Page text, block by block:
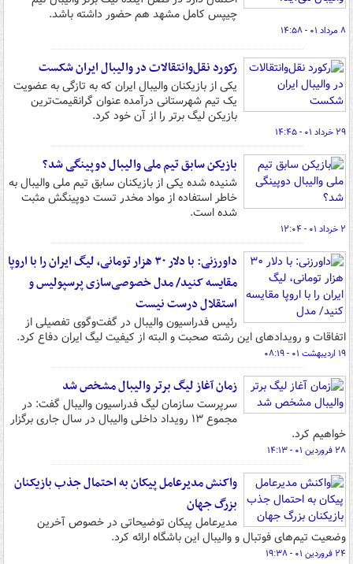
چیپس کامل مشهد هم حضور داشته باشد.
۸ مرداد ۰۱ - ۱۴:۵۸
رکورد نقل‌وانتقالات در والیبال ایران شکست
یکی از بازیکنان والیبال ایران که به تازگی به عضویت
یک تیم شهرستانی درآمده عنوان گرانقیمت‌ترین
بازیکن لیگ برتر را از آن خود کرد.
۲۹ خرداد ۰۱ - ۱۴:۴۵
بازیکن سابق تیم ملی والیبال دوپینگی شد؟
شنیده شده یکی از بازیکنان سابق تیم ملی والیبال به
خاطر استفاده از مواد مخدر تست دوپینگش مثبت
شده است.
۲ خرداد ۰۱ - ۱۲:۰۴
داورزنی: با دلار ۳۰ هزار تومانی، لیگ ایران را با اروپا
مقایسه کنید/ مدل خصوصی‌سازی پرسپولیس و
استقلال درست نیست
رئیس فدراسیون والیبال در گفت‌وگوی تفصیلی از
اتفاقات و رویدادهای این رشته صحبت و البته از کیفیت لیگ ایران دفاع کرد.
۱۹ اردیبهشت ۰۱ - ۰۸:۱۹
زمان آغاز لیگ برتر والیبال مشخص شد
سرپرست سازمان لیگ فدراسیون والیبال گفت: در
مجموع ۱۳ رویداد داخلی والیبال در سال جاری برگزار
خواهیم کرد.
۲۸ فروردین ۰۱ - ۱۴:۱۳
واکنش مدیرعامل پیکان به احتمال جذب بازیکنان
بزرگ جهان
مدیرعامل پیکان توضیحاتی در خصوص آخرین
وضعیت تیم‌های فوتبال و والیبال این باشگاه ارائه کرد.
۲۴ فروردین ۰۱ - ۱۹:۳۸